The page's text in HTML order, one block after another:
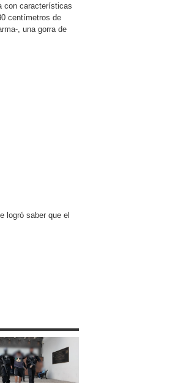
con características
centímetros de
, una gorra de
logró saber que el